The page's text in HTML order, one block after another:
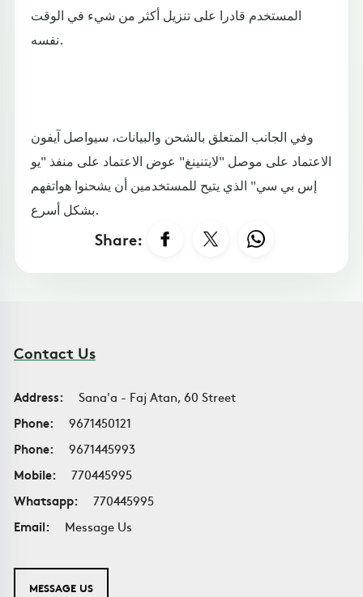
المستخدم قادرا على تنزيل أكثر من شيء في الوقت
نفسه.
وفي الجانب المتعلق بالشحن والبيانات، سيواصل آيفون
الاعتماد على موصل "لايتنينغ" عوض الاعتماد على منفذ "يو
إس بي سي" الذي يتيح للمستخدمين أن يشحنوا هواتفهم
بشكل أسرع.
Share:
Contact Us
Address:
Sana'a - Faj Atan, 60 Street
Phone:
9671450121
Phone:
9671445993
Mobile:
770445995
Whatsapp:
770445995
Email:
Message Us
MESSAGE US